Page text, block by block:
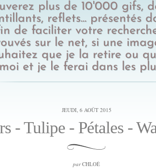
plus de 10'000 gifs,
reflets... présentés
de faciliter votre
sur le net, si une
que je la retire ou
et je le ferai dans les
JEUDI, 6 AOÛT 2015
- Tulipe - Pétales -
parCHLOÉ